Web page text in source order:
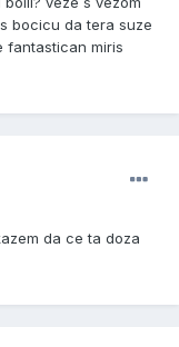
bocicu da tera suze
fantastican miris
da ce ta doza